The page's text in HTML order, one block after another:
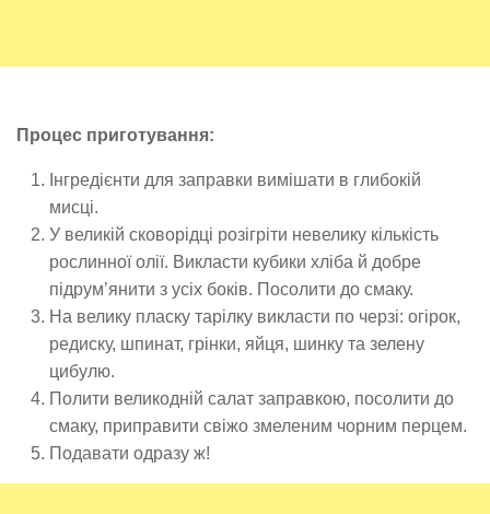
Процес приготування:
Інгредієнти для заправки вимішати в глибокій
мисці.
У великій сковорідці розігріти невелику кількість
рослинної олії. Викласти кубики хліба й добре
підрум’янити з усіх боків. Посолити до смаку.
На велику пласку тарілку викласти по черзі: огірок,
редиску, шпинат, грінки, яйця, шинку та зелену
цибулю.
Полити великодній салат заправкою, посолити до
смаку, приправити свіжо змеленим чорним перцем.
Подавати одразу ж!